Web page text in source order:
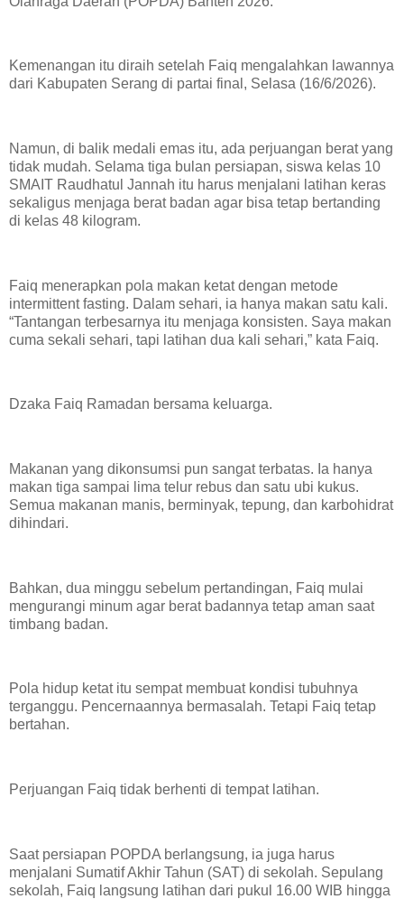
Kemenangan itu diraih setelah Faiq mengalahkan lawannya
dari Kabupaten Serang di partai final, Selasa (16/6/2026).
Namun, di balik medali emas itu, ada perjuangan berat yang
tidak mudah. Selama tiga bulan persiapan, siswa kelas 10
SMAIT Raudhatul Jannah itu harus menjalani latihan keras
sekaligus menjaga berat badan agar bisa tetap bertanding
di kelas 48 kilogram.
Faiq menerapkan pola makan ketat dengan metode
intermittent fasting. Dalam sehari, ia hanya makan satu kali.
“Tantangan terbesarnya itu menjaga konsisten. Saya makan
cuma sekali sehari, tapi latihan dua kali sehari,” kata Faiq.
Dzaka Faiq Ramadan bersama keluarga.
Makanan yang dikonsumsi pun sangat terbatas. Ia hanya
makan tiga sampai lima telur rebus dan satu ubi kukus.
Semua makanan manis, berminyak, tepung, dan karbohidrat
dihindari.
Bahkan, dua minggu sebelum pertandingan, Faiq mulai
mengurangi minum agar berat badannya tetap aman saat
timbang badan.
Pola hidup ketat itu sempat membuat kondisi tubuhnya
terganggu. Pencernaannya bermasalah. Tetapi Faiq tetap
bertahan.
Perjuangan Faiq tidak berhenti di tempat latihan.
Saat persiapan POPDA berlangsung, ia juga harus
menjalani Sumatif Akhir Tahun (SAT) di sekolah. Sepulang
sekolah, Faiq langsung latihan dari pukul 16.00 WIB hingga